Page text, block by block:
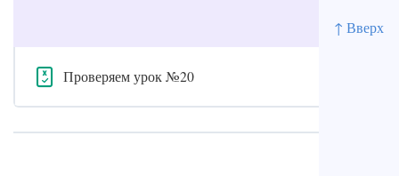
↑ Вверх
Проверяем урок №20